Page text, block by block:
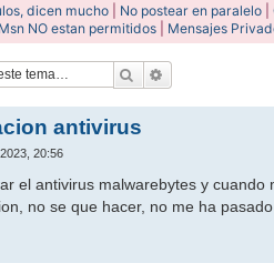
dicen mucho No postear en paralelo |
NO estan permitidos
Mensajes
Buscar
antivirus
20:56
el antivirus malwarebytes y
no se que hacer, no me ha